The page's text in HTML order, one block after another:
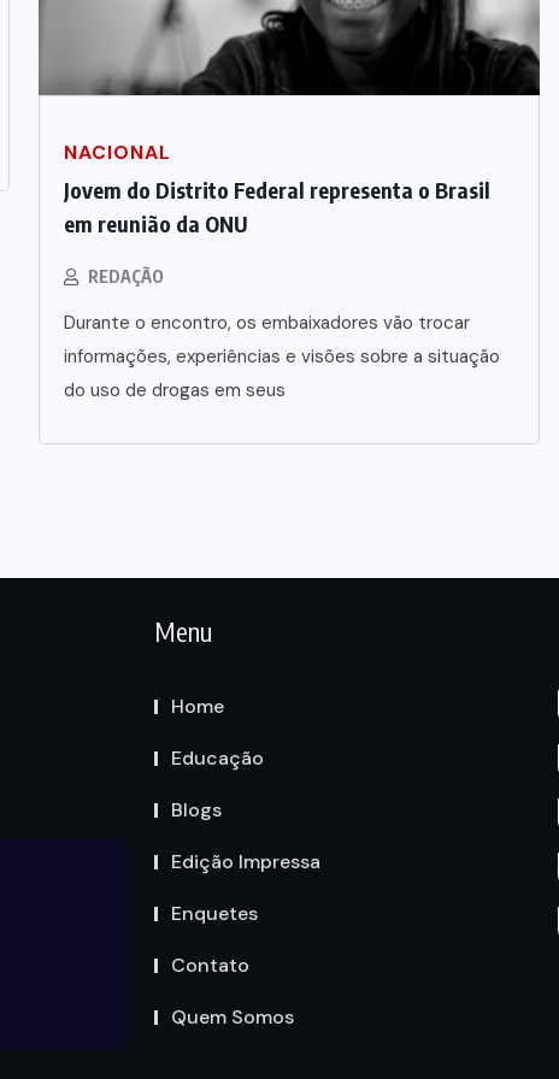
NACIONAL
Jovem do Distrito Federal representa o Brasil
em reunião da ONU
REDAÇÃO
Durante o encontro, os embaixadores vão trocar
informações, experiências e visões sobre a situação
do uso de drogas em seus
Menu
Home
Educação
Blogs
Edição Impressa
Enquetes
Contato
Quem Somos